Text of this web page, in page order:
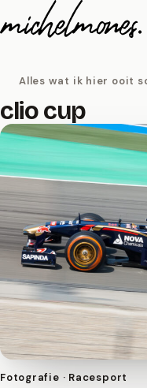
Naar de inhoud
Alles wat ik hier ooit
clio cup
Fotografie · Racesport